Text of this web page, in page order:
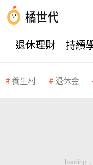
退休理財 持續
養生村 退休金